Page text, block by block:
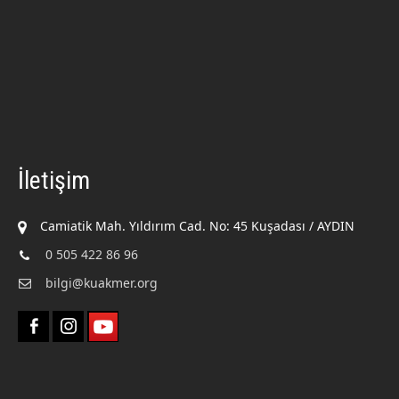
İletişim
Camiatik Mah. Yıldırım Cad. No: 45 Kuşadası / AYDIN
0 505 422 86 96
bilgi@kuakmer.org